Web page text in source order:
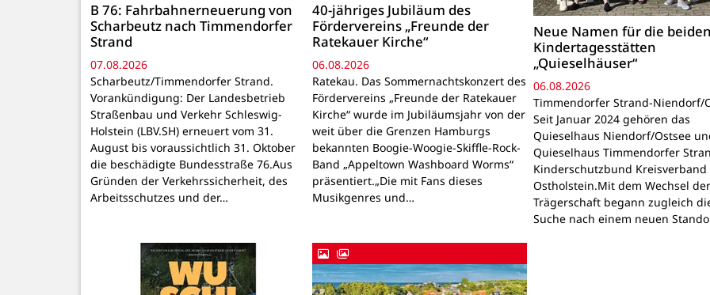
B 76: Fahrbahnerneuerung von
Scharbeutz nach Timmendorfer
Strand
07.08.2026
Scharbeutz/Timmendorfer Strand.
Vorankündigung: Der Landesbetrieb
Straßenbau und Verkehr Schleswig-
Holstein (LBV.SH) erneuert vom 31.
August bis voraussichtlich 31. Oktober
die beschädigte Bundesstraße 76.Aus
Gründen der Verkehrssicherheit, des
Arbeitsschutzes und der…
40-jähriges Jubiläum des
Fördervereins „Freunde der
Ratekauer Kirche“
06.08.2026
Ratekau. Das Sommernachtskonzert des
Fördervereins „Freunde der Ratekauer
Kirche“ wurde im Jubiläumsjahr von der
weit über die Grenzen Hamburgs
bekannten Boogie-Woogie-Skiffle-Rock-
Band „Appeltown Washboard Worms“
präsentiert.„Die mit Fans dieses
Musikgenres und…
Neue Namen für die
Kindertagesstätten
„Quieselhäuser“
06.08.2026
Timmendorfer Strand-Niendorf/
Seit Januar 2024 gehören das
Quieselhaus Niendorf/Ostsee
Quieselhaus Timmendorfer
Kinderschutzbund Kreisverband
Ostholstein.Mit dem Wechsel
Trägerschaft begann zugleich
Suche nach einem neuen